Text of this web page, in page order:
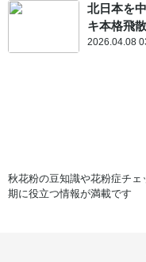
北日本を
キ本格飛
2026.04.08
秋花粉の豆知識や花粉症チ
期に役立つ情報が満載です